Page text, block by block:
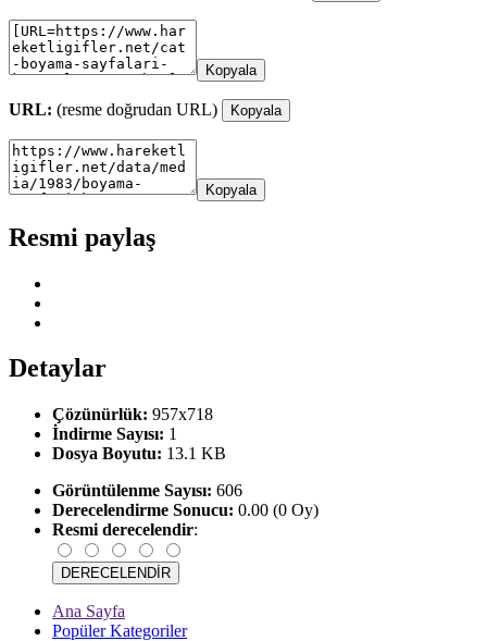
Kopyala
URL: (resme doğrudan URL) Kopyala
Kopyala
Resmi paylaş
Detaylar
Çözünürlük: 957x718
İndirme Sayısı: 1
Dosya Boyutu: 13.1 KB
Görüntülenme Sayısı: 606
Derecelendirme Sonucu: 0.00 (0 Oy)
Resmi derecelendir:
Ana Sayfa
Popüler Kategoriler